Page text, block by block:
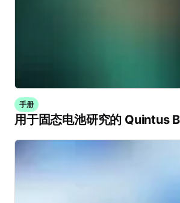
手册
用于固态电池研究的 Quintus